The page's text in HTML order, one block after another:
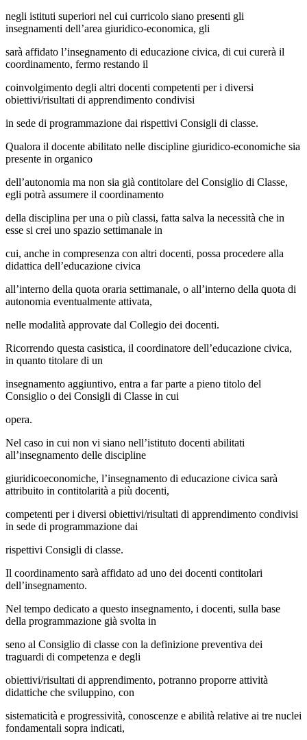
negli istituti superiori nel cui curricolo siano presenti gli
insegnamenti dell’area giuridico-economica, gli
sarà affidato l’insegnamento di educazione civica, di cui curerà il
coordinamento, fermo restando il
coinvolgimento degli altri docenti competenti per i diversi
obiettivi/risultati di apprendimento condivisi
in sede di programmazione dai rispettivi Consigli di classe.
Qualora il docente abilitato nelle discipline giuridico-economiche sia
presente in organico
dell’autonomia ma non sia già contitolare del Consiglio di Classe,
egli potrà assumere il coordinamento
della disciplina per una o più classi, fatta salva la necessità che in
esse si crei uno spazio settimanale in
cui, anche in compresenza con altri docenti, possa procedere alla
didattica dell’educazione civica
all’interno della quota oraria settimanale, o all’interno della quota di
autonomia eventualmente attivata,
nelle modalità approvate dal Collegio dei docenti.
Ricorrendo questa casistica, il coordinatore dell’educazione civica,
in quanto titolare di un
insegnamento aggiuntivo, entra a far parte a pieno titolo del
Consiglio o dei Consigli di Classe in cui
opera.
Nel caso in cui non vi siano nell’istituto docenti abilitati
all’insegnamento delle discipline
giuridicoeconomiche, l’insegnamento di educazione civica sarà
attribuito in contitolarità a più docenti,
competenti per i diversi obiettivi/risultati di apprendimento condivisi
in sede di programmazione dai
rispettivi Consigli di classe.
Il coordinamento sarà affidato ad uno dei docenti contitolari
dell’insegnamento.
Nel tempo dedicato a questo insegnamento, i docenti, sulla base
della programmazione già svolta in
seno al Consiglio di classe con la definizione preventiva dei
traguardi di competenza e degli
obiettivi/risultati di apprendimento, potranno proporre attività
didattiche che sviluppino, con
sistematicità e progressività, conoscenze e abilità relative ai tre nuclei
fondamentali sopra indicati,